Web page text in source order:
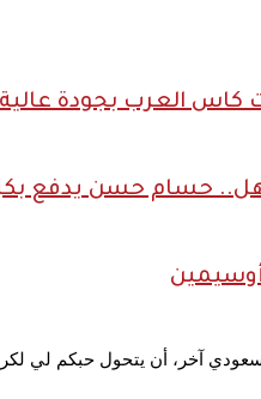
العرب بجودة عالية
حسام حسن يدفع بكل
سعودي آخر، أن يتحول حبكم لي